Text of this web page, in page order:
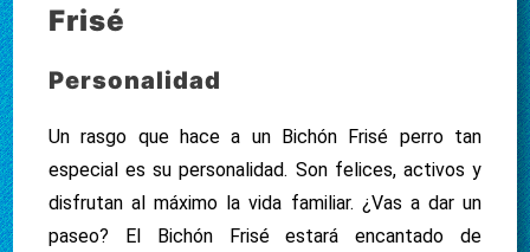
Frisé
Personalidad
Un rasgo que hace a un Bichón Frisé perro tan
especial es su personalidad. Son felices, activos y
disfrutan al máximo la vida familiar. ¿Vas a dar un
paseo? El Bichón Frisé estará encantado de